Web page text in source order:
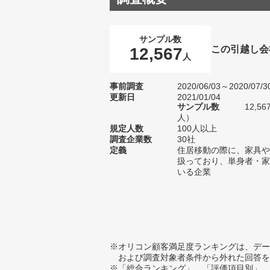
サンプル数
12,567 人
この引越し
事前調査
2020/06/03～2020/07/
更新日
2021/01/04
サンプル数
人）
規定人数
100人以上
調査企業数
30社
定義
住居移動の際に、家具
扱っており、単身者・
いる企業
※オリコン顧客満足度ランキングは、デ
および調査対象者条件から外れた回答